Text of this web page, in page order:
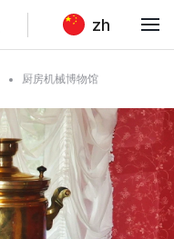
zh
厨房机械博物馆